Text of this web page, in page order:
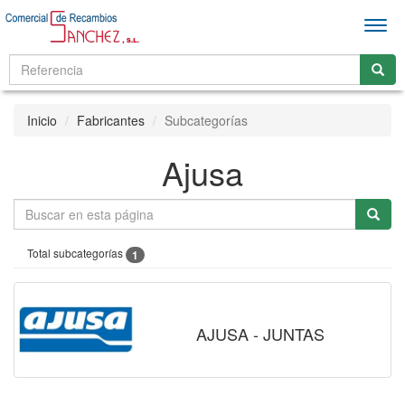
Inicio Fabricantes Subcategorías
Ajusa
Total subcategorías 1
AJUSA - JUNTAS